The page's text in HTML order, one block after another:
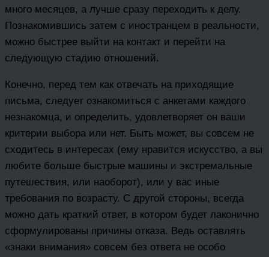
много месяцев, а лучше сразу переходить к делу.
Познакомившись затем с иностранцем в реальности,
можно быстрее выйти на контакт и перейти на
следующую стадию отношений.
Конечно, перед тем как отвечать на приходящие
письма, следует ознакомиться с анкетами каждого
незнакомца, и определить, удовлетворяет он ваши
критерии выбора или нет. Быть может, вы совсем не
сходитесь в интересах (ему нравится искусство, а вы
любите больше быстрые машины и экстремальные
путешествия, или наоборот), или у вас иные
требования по возрасту. С другой стороны, всегда
можно дать краткий ответ, в котором будет лаконично
сформулированы причины отказа. Ведь оставлять
«знаки внимания» совсем без ответа не особо